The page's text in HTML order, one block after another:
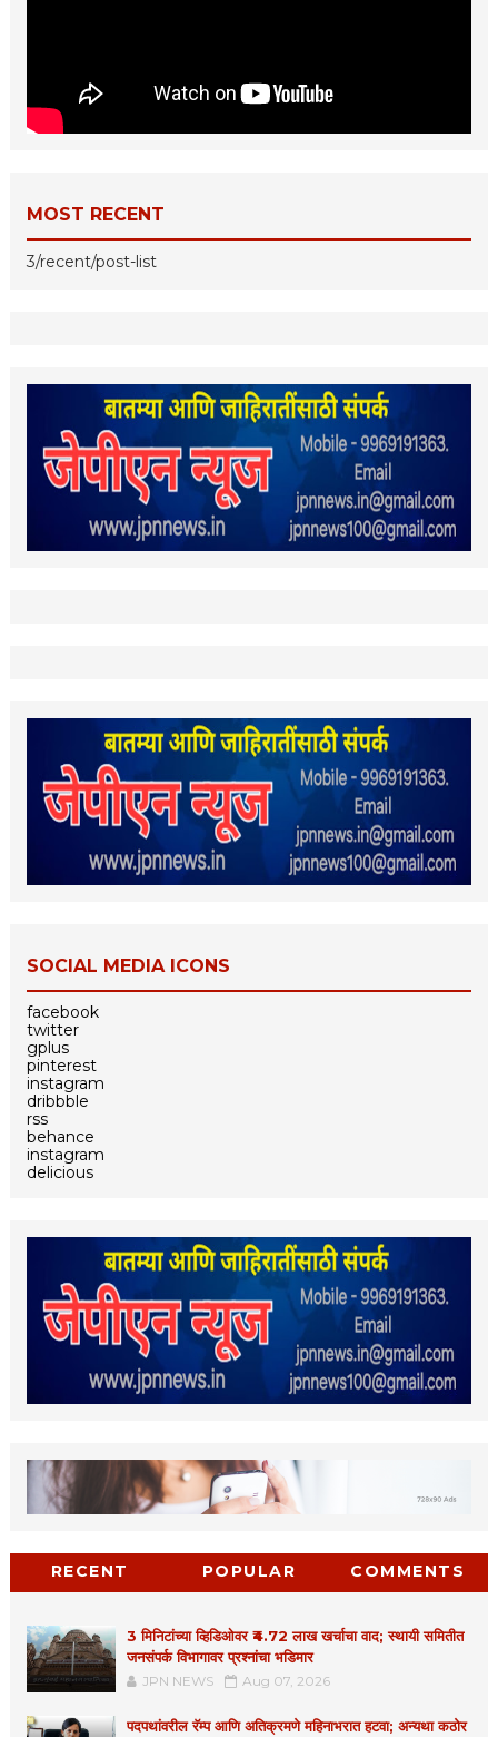
MOST RECENT
3/recent/post-list
SOCIAL MEDIA ICONS
facebook
twitter
gplus
pinterest
instagram
dribbble
rss
behance
instagram
delicious
RECENT POPULAR COMMENTS
3 मिनिटांच्या व्हिडिओवर ₹4.72 लाख खर्चाचा वाद; स्थायी समितीत
जनसंपर्क विभागावर प्रश्नांचा भडिमार
JPN NEWS Aug 07, 2026
पदपथांवरील रॅम्प आणि अतिक्रमणे महिनाभरात हटवा; अन्यथा कठोर